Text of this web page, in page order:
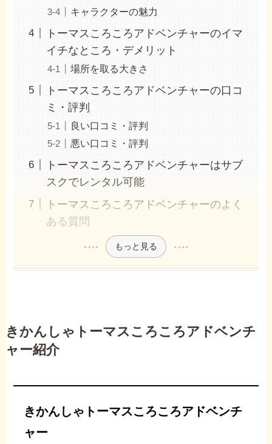
キャラクターの魅力
トーマスころころアドベンチャーのイマ
イチなところ・デメリット
場所を取る大きさ
トーマスころころアドベンチャーの口コ
ミ・評判
良い口コミ・評判
悪い口コミ・評判
トーマスころころアドベンチャーはサブ
スクでレンタル可能
トーマスころころアドベンチャーのよく
ある質問
もっと見る
きかんしゃトーマスころころアドベンチ
ャー紹介
きかんしゃトーマスころころアドベンチ
ャー